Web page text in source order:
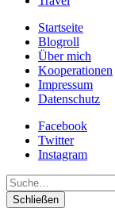
Startseite
Blogroll
Über mich
Kooperationen
Impressum
Datenschutz
Facebook
Twitter
Instagram
Suche
Schließen